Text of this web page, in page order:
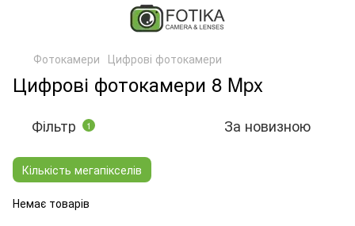
Фотокамери Цифрові фотокамери
Цифрові фотокамери 8 Mpx
Фільтр 1 За новизною
Кількість мегапікселів
Немає товарів